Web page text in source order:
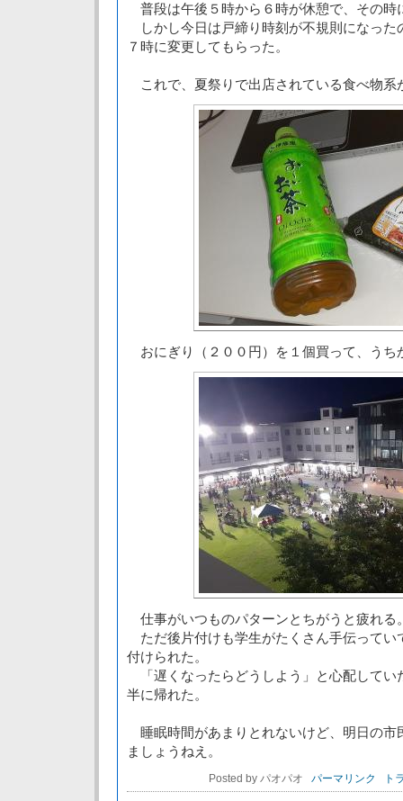
普段は午後５時から６時が休憩で、その時
しかし今日は戸締り時刻が不規則になった
７時に変更してもらった。
これで、夏祭りで出店されている食べ物系
おにぎり（２００円）を１個買って、うち
仕事がいつものパターンとちがうと疲れる
ただ後片付けも学生がたくさん手伝ってい
付けられた。
「遅くなったらどうしよう」と心配してい
半に帰れた。
睡眠時間があまりとれないけど、明日の市
ましょうねえ。
Posted by パオパオ パーマリンク ト